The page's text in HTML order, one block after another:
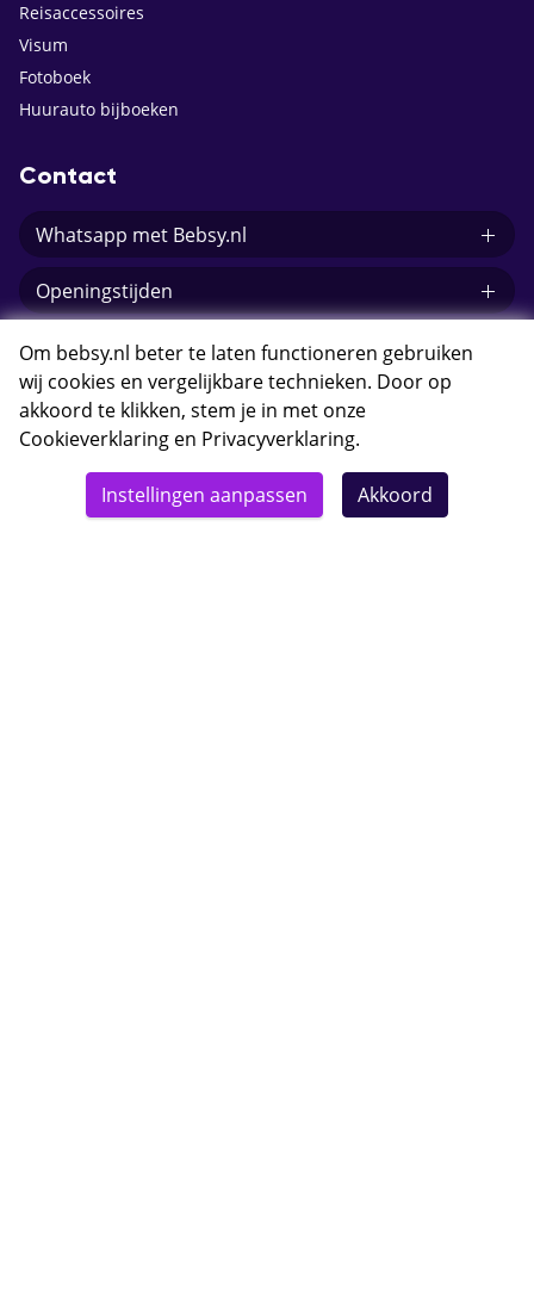
Reisaccessoires
Visum
Fotoboek
Huurauto bijboeken
Contact
Whatsapp met Bebsy.nl
Openingstijden
E-mail Bebsy.nl
© 2026 Bebsy.nl
Om bebsy.nl beter te laten functioneren gebruiken
wij cookies en vergelijkbare technieken. Door op
akkoord te klikken, stem je in met onze
Cookieverklaring en Privacyverklaring.
Instellingen aanpassen Akkoord